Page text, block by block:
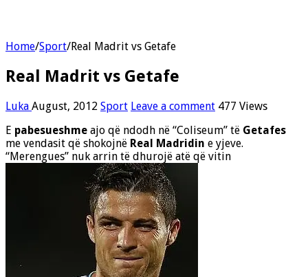
Home/Sport/Real Madrit vs Getafe
Real Madrit vs Getafe
Luka August, 2012 Sport Leave a comment 477 Views
E pabesueshme ajo që ndodh në “Coliseum” të Getafes
me vendasit që shokojnë Real Madridin e yjeve.
“Merengues” nuk arrin të dhurojë atë që vitin